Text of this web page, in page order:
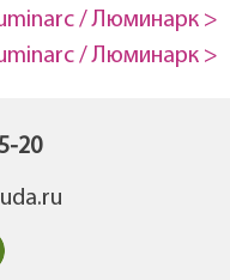
/ Люминарк >
/ Люминарк >
20